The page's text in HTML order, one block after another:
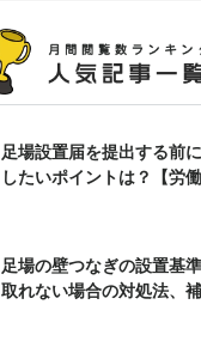
足場設置届を提出する前
したいポイントは？【労
足場の壁つなぎの設置基
取れない場合の対処法、